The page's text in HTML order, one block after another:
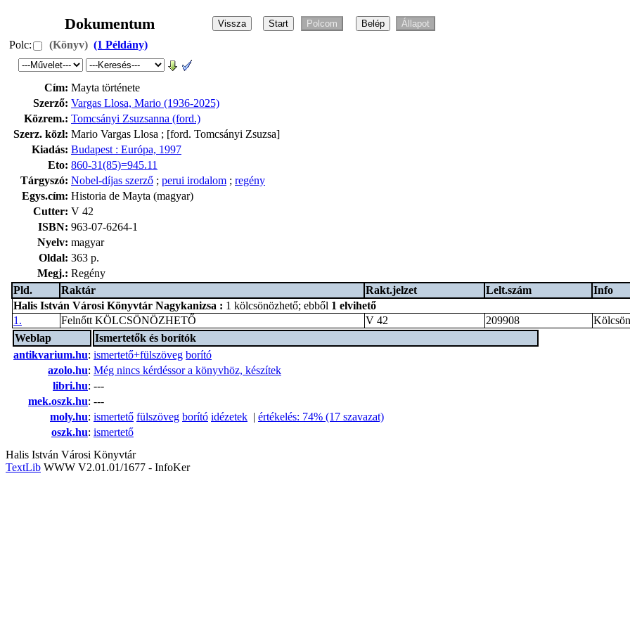
Dokumentum
Polc: (Könyv) (1 Példány)
Cím: Mayta története
Szerző: Vargas Llosa, Mario (1936-2025)
Közrem.: Tomcsányi Zsuzsanna (ford.)
Szerz. közl: Mario Vargas Llosa ; [ford. Tomcsányi Zsuzsa]
Kiadás: Budapest : Európa, 1997
Eto: 860-31(85)=945.11
Tárgyszó: Nobel-díjas szerző ; perui irodalom ; regény
Egys.cím: Historia de Mayta (magyar)
Cutter: V 42
ISBN: 963-07-6264-1
Nyelv: magyar
Oldal: 363 p.
Megj.: Regény
Pld.
Raktár Rakt.jelzet Lelt.szám
Info
Halis István Városi Könyvtár Nagykanizsa : 1 kölcsönözhető; ebből 1 elvihető
1.
Felnőtt KÖLCSÖNÖZHETŐ V 42 209908
Weblap
Ismertetők és borítók
antikvarium.hu: ismertető+fülszöveg borító
azolo.hu: Még nincs kérdéssor a könyvhöz, készítek
libri.hu: ---
mek.oszk.hu: ---
moly.hu: ismertető fülszöveg borító idézetek | értékelés: 74% (17 szavazat)
oszk.hu: ismertető
Halis István Városi Könyvtár
TextLib WWW V2.01.01/1677 - InfoKer